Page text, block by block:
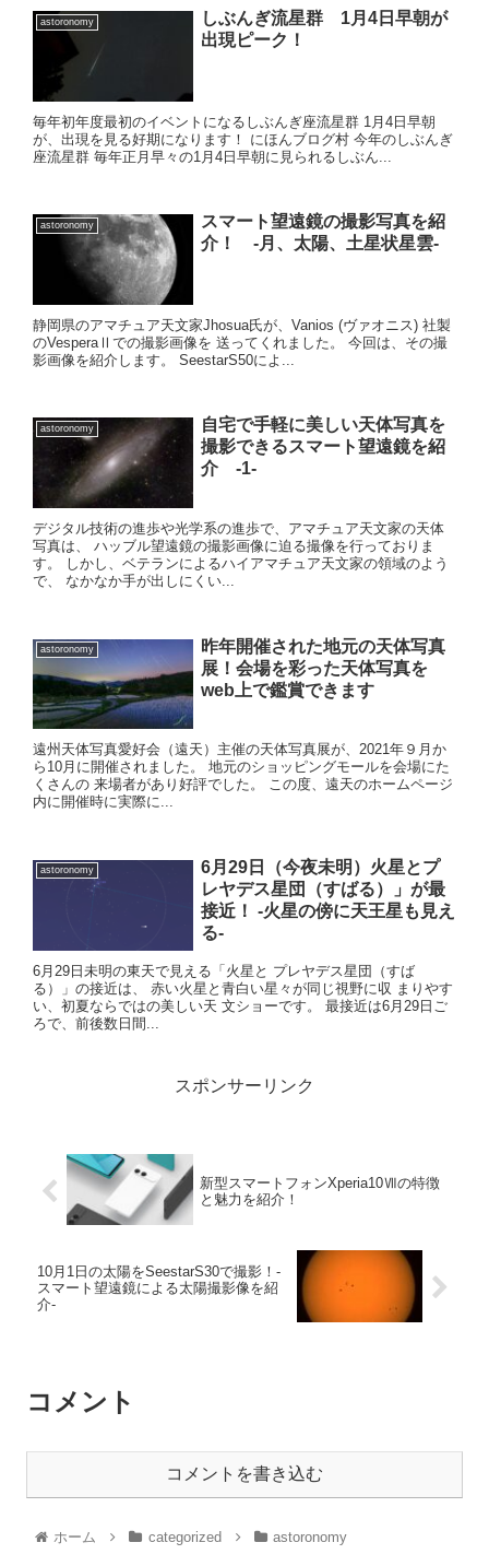
astoronomy
しぶんぎ流星群 1月4日早朝が
出現ピーク！
毎年初年度最初のイベントになるしぶんぎ座流星群 1月4日早朝
が、出現を見る好期になります！ にほんブログ村 今年のしぶんぎ
座流星群 毎年正月早々の1月4日早朝に見られるしぶん...
astoronomy
スマート望遠鏡の撮影写真を紹
介！ -月、太陽、土星状星雲-
静岡県のアマチュア天文家Jhosua氏が、Vanios (ヴァオニス) 社製
のVesperaⅡでの撮影画像を 送ってくれました。 今回は、その撮
影画像を紹介します。 SeestarS50によ...
astoronomy
自宅で手軽に美しい天体写真を
撮影できるスマート望遠鏡を紹
介 -1-
デジタル技術の進歩や光学系の進歩で、アマチュア天文家の天体
写真は、 ハッブル望遠鏡の撮影画像に迫る撮像を行っておりま
す。 しかし、ベテランによるハイアマチュア天文家の領域のよう
で、 なかなか手が出しにくい...
astoronomy
昨年開催された地元の天体写真
展！会場を彩った天体写真を
web上で鑑賞できます
遠州天体写真愛好会（遠天）主催の天体写真展が、2021年９月か
ら10月に開催されました。 地元のショッピングモールを会場にた
くさんの 来場者があり好評でした。 この度、遠天のホームページ
内に開催時に実際に...
astoronomy
6月29日（今夜未明）火星とプ
レヤデス星団（すばる）」が最
接近！ -火星の傍に天王星も見え
る-
6月29日未明の東天で見える「火星と プレヤデス星団（すば
る）」の接近は、 赤い火星と青白い星々が同じ視野に収 まりやす
い、初夏ならではの美しい天 文ショーです。 最接近は6月29日ご
ろで、前後数日間...
スポンサーリンク
新型スマートフォンXperia10Ⅶの特徴
と魅力を紹介！
10月1日の太陽をSeestarS30で撮影！-
スマート望遠鏡による太陽撮影像を紹
介-
コメント
コメントを書き込む
ホーム categorized astoronomy